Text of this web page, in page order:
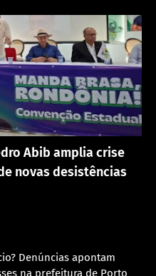
Abib amplia crise
novas desistências
Denúncias apontam
na prefeitura de Porto